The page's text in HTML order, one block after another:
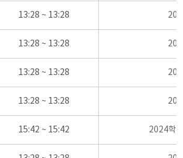
13:28 ~ 13:28
13:28 ~ 13:28
13:28 ~ 13:28
13:28 ~ 13:28
15:42 ~ 15:42 2024학